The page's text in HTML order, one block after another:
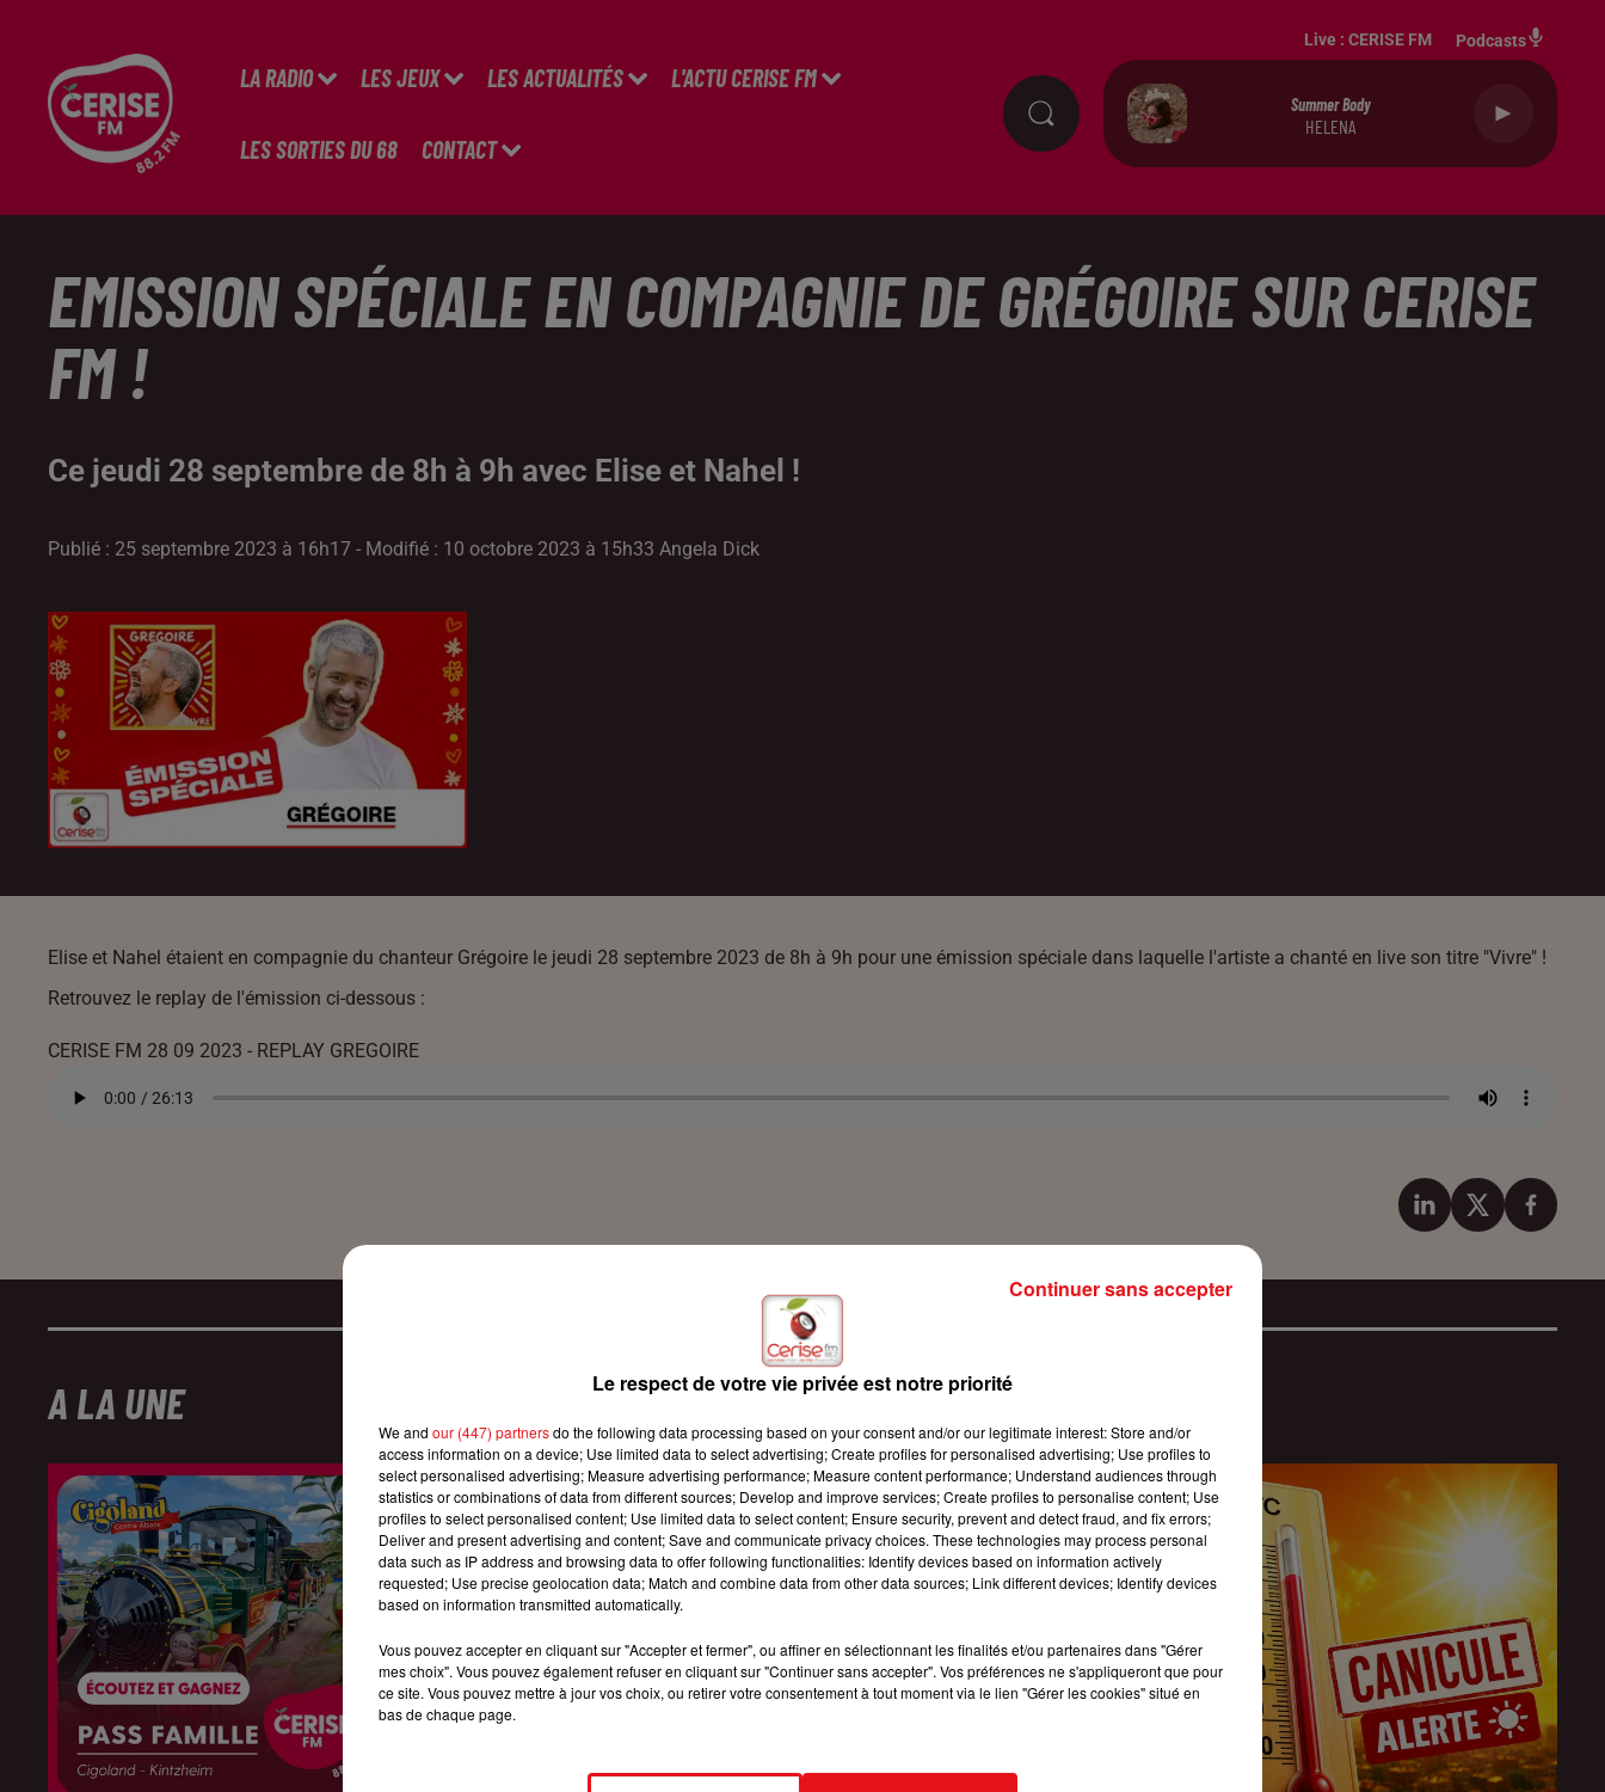
LA RADIO LES JEUX LES ACTUALITÉS L'ACTU CERISE FM
LES SORTIES DU 68 CONTACT
Live : CERISE FM Podcasts
Summer Body
HELENA
EMISSION SPÉCIALE EN COMPAGNIE DE GRÉGOIRE SUR CERISE
FM !
Ce jeudi 28 septembre de 8h à 9h avec Elise et Nahel !
Publié : 25 septembre 2023 à 16h17 - Modifié : 10 octobre 2023 à 15h33 Angela Dick
Elise et Nahel étaient en compagnie du chanteur Grégoire le jeudi 28 septembre 2023 de 8h à 9h pour une émission spéciale dans laquelle l'artiste a chanté en live son titre "Vivre" !
Retrouvez le replay de l'émission ci-dessous :
CERISE FM 28 09 2023 - REPLAY GREGOIRE
A LA UNE Le respect de votre vie privée est notre priorité
We and our (447) partnersdo the following data processing based on your consent and/or our legitimate interest: Store and/or
access information on a device; Use limited data to select advertising; Create profiles for personalised advertising; Use profiles to
select personalised advertising; Measure advertising performance; Measure content performance; Understand audiences through
statistics or combinations of data from different sources; Develop and improve services; Create profiles to personalise content; Use
profiles to select personalised content; Use limited data to select content; Ensure security, prevent and detect fraud, and fix errors;
Deliver and present advertising and content; Save and communicate privacy choices. These technologies may process personal
data such as IP address and browsing data to offer following functionalities: Identify devices based on information actively
requested; Use precise geolocation data; Match and combine data from other data sources; Link different devices; Identify devices
based on information transmitted automatically.
Vous pouvez accepter en cliquant sur "Accepter et fermer", ou affiner en sélectionnant les finalités et/ou partenaires dans "Gérer
mes choix". Vous pouvez également refuser en cliquant sur "Continuer sans accepter". Vos préférences ne s'appliqueront que pour
ce site. Vous pouvez mettre à jour vos choix, ou retirer votre consentement à tout moment via le lien "Gérer les cookies" situé en
bas de chaque page.
Continuer sans accepter